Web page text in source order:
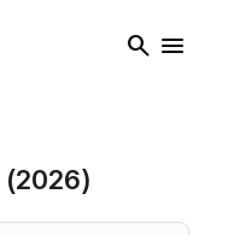
search menu
(2026)